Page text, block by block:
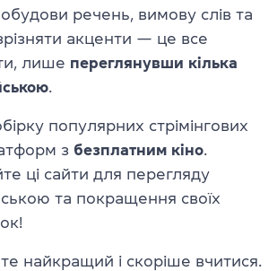
речень, вимову слів та
акценти — це все
лише переглянувши кілька
.
популярних стрімінгових
з безплатним кіно.
ці сайти для перегляду
та покращення своїх
найкращий і скоріше вчитися.